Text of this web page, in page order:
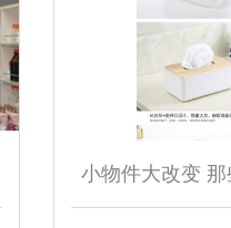
小物件大改变